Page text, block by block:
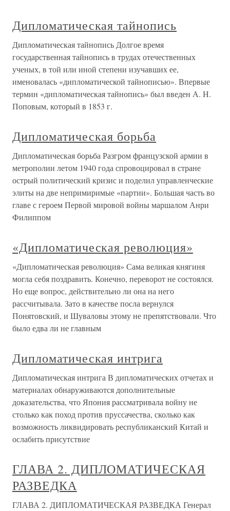
Дипломатическая тайнопись
Дипломатическая тайнопись Долгое время
государственная тайнопись в трудах отечественных
ученых, в той или иной степени изучавших ее,
именовалась «дипломатической тайнописью». Впервые
термин «дипломатическая тайнопись» был введен А. Н.
Поповым, который в 1853 г.
Дипломатическая борьба
Дипломатическая борьба Разгром французской армии в
метрополии летом 1940 года спровоцировал в стране
острый политический кризис и поделил управленческие
элиты на две непримиримые «партии». Большая часть во
главе с героем Первой мировой войны маршалом Анри
Филиппом
«Дипломатическая революция»
«Дипломатическая революция» Сама великая княгиня
могла себя поздравить. Конечно, переворот не состоялся.
Но еще вопрос, действительно ли она на него
рассчитывала. Зато в качестве посла вернулся
Понятовский, и Шуваловы этому не препятствовали. Что
было едва ли не главным
Дипломатическая интрига
Дипломатическая интрига В дипломатических отчетах и
материалах обнаруживаются дополнительные
доказательства, что Япония рассматривала войну не
столько как поход против пруссачества, сколько как
возможность ликвидировать республиканский Китай и
ослабить присутствие
ГЛАВА 2. ДИПЛОМАТИЧЕСКАЯ
РАЗВЕДКА
ГЛАВА 2. ДИПЛОМАТИЧЕСКАЯ РАЗВЕДКА Генерал